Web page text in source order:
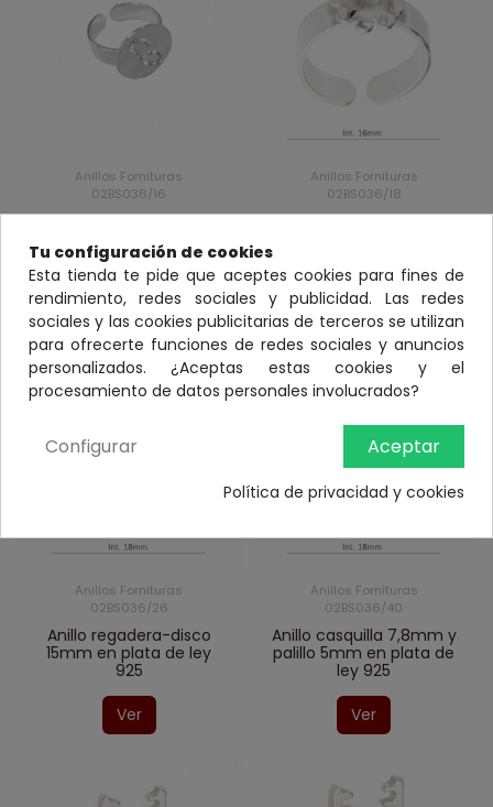
Anillos Fornituras
02BS036/16
Anillo con disco 14 mm y
de ley 925
Ver
Anillos Fornituras
02BS036/18
Anillo base 9,5 mm y
Ver
Anillos Fornituras
02BS036/26
Anillo regadera-disco
15mm en plata de ley
925
Ver
Anillos Fornituras
02BS036/40
Anillo casquilla 7,8mm y
palillo 5mm en plata de
ley 925
Ver
Tu configuración de cookies
Esta tienda te pide que aceptes cookies para fines de
rendimiento, redes sociales y publicidad. Las redes
sociales y las cookies publicitarias de terceros se utilizan
para ofrecerte funciones de redes sociales y anuncios
personalizados. ¿Aceptas estas cookies y el
procesamiento de datos personales involucrados?
Aceptar
Configurar
Política de privacidad y cookies